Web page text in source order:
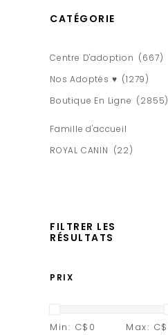
CATÉGORIE
Centre D'adoption (667)
Nos Adoptés ♥ (1279)
Boutique En Ligne (2855)
Famille d'accueil
ROYAL CANIN (22)
FILTRER LES
RÉSULTATS
PRIX
Min: C$ 0 Max: C$